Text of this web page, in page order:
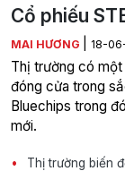
Cổ phiếu
MAI HƯƠNG 18-
Thị trường có
đóng cửa trong
Bluechips trong
mới.
Thị trường biến